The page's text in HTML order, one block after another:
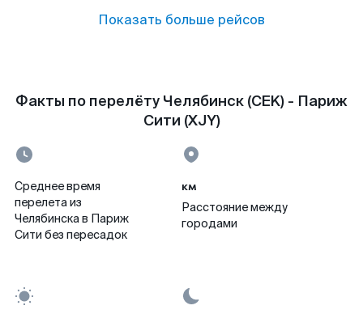
Показать больше рейсов
Факты по перелёту Челябинск (CEK) - Париж
Сити (XJY)
Среднее время
перелета из
Челябинска в Париж
Сити без пересадок
км
Расстояние между
городами